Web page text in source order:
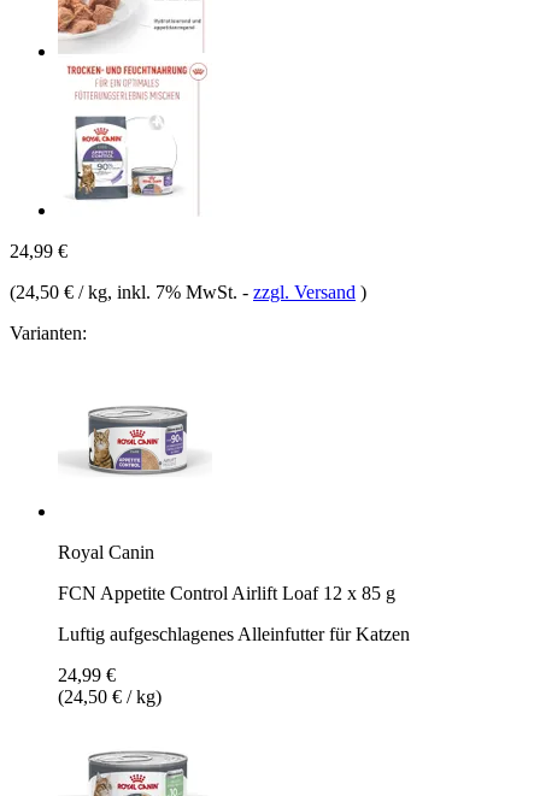
24,99 €
(24,50 € / kg, inkl. 7% MwSt. - zzgl. Versand )
Varianten:
Royal Canin
FCN Appetite Control Airlift Loaf 12 x 85 g
Luftig aufgeschlagenes Alleinfutter für Katzen
24,99 €
(24,50 € / kg)